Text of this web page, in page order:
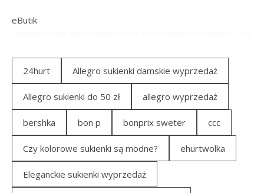
eButik
24hurt Allegro sukienki damskie wyprzedaż
Allegro sukienki do 50 zł allegro wyprzedaż
bershka bon p bonprix sweter ccc
Czy kolorowe sukienki są modne? ehurtwolka
Eleganckie sukienki wyprzedaż